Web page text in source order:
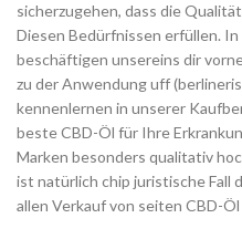
sicherzugehen, dass die
Diesen Bedürfnissen erfüllen.
beschäftigen unsereins dir
zu der Anwendung uff
kennenlernen in unserer
beste CBD-Öl für Ihre
Marken besonders qualitativ
ist natürlich chip juristische Fall
allen Verkauf von seiten CBD-